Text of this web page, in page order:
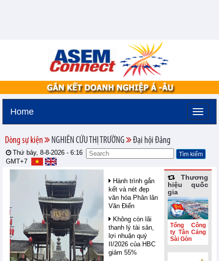
Home
Dòng sự kiện NGHIÊN CỨU THỊ TRƯỜNG Đại hội Đảng
Thứ bảy, 8-8-2026 - 6:16
GMT+7
Hành trình gắn
kết và nét đẹp
văn hóa Phân lân
Văn Điển
Không còn lãi
thanh lý tài sản,
lợi nhuận quý
II/2026 của HBC
giảm 55%
Thương
hiệu quốc
gia
Tổng Công
ty Tân Cảng
Sài Gòn